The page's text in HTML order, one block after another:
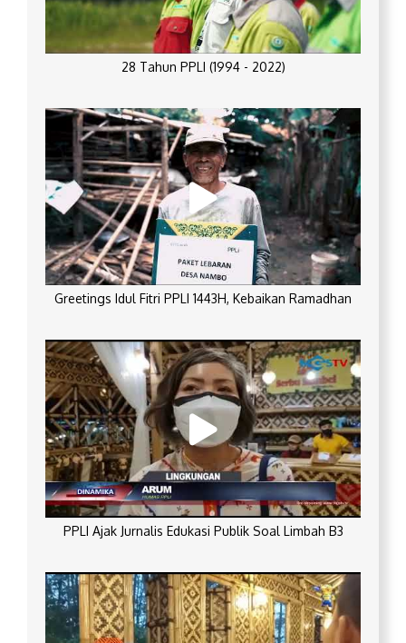
28 Tahun PPLI (1994 - 2022)
Greetings Idul Fitri PPLI 1443H, Kebaikan Ramadhan
PPLI Ajak Jurnalis Edukasi Publik Soal Limbah B3